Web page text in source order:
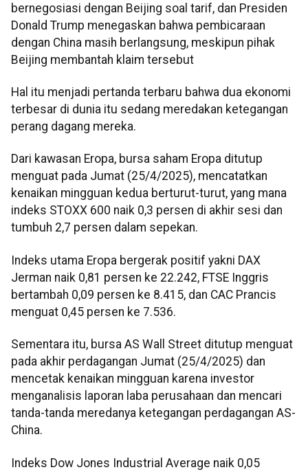
bernegosiasi dengan Beijing soal tarif, dan Presiden
Donald Trump menegaskan bahwa pembicaraan
dengan China masih berlangsung, meskipun pihak
Beijing membantah klaim tersebut
Hal itu menjadi pertanda terbaru bahwa dua ekonomi
terbesar di dunia itu sedang meredakan ketegangan
perang dagang mereka.
Dari kawasan Eropa, bursa saham Eropa ditutup
menguat pada Jumat (25/4/2025), mencatatkan
kenaikan mingguan kedua berturut-turut, yang mana
indeks STOXX 600 naik 0,3 persen di akhir sesi dan
tumbuh 2,7 persen dalam sepekan.
Indeks utama Eropa bergerak positif yakni DAX
Jerman naik 0,81 persen ke 22.242, FTSE Inggris
bertambah 0,09 persen ke 8.415, dan CAC Prancis
menguat 0,45 persen ke 7.536.
Sementara itu, bursa AS Wall Street ditutup menguat
pada akhir perdagangan Jumat (25/4/2025) dan
mencetak kenaikan mingguan karena investor
menganalisis laporan laba perusahaan dan mencari
tanda-tanda meredanya ketegangan perdagangan AS-
China.
Indeks Dow Jones Industrial Average naik 0,05